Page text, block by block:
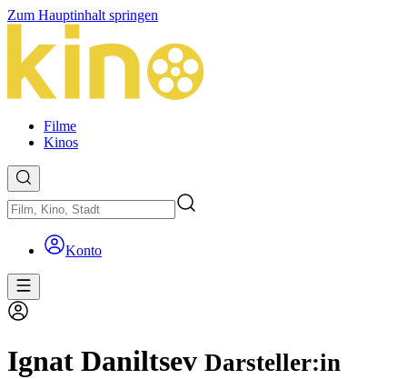
Zum Hauptinhalt springen
Filme
Kinos
Konto
Ignat Daniltsev Darsteller:in